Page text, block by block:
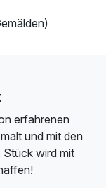
erfahrenen
und mit den
Stück wird mit